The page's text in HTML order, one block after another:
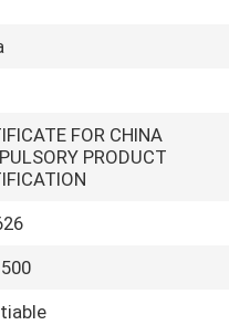
FOR CHINA
PRODUCT